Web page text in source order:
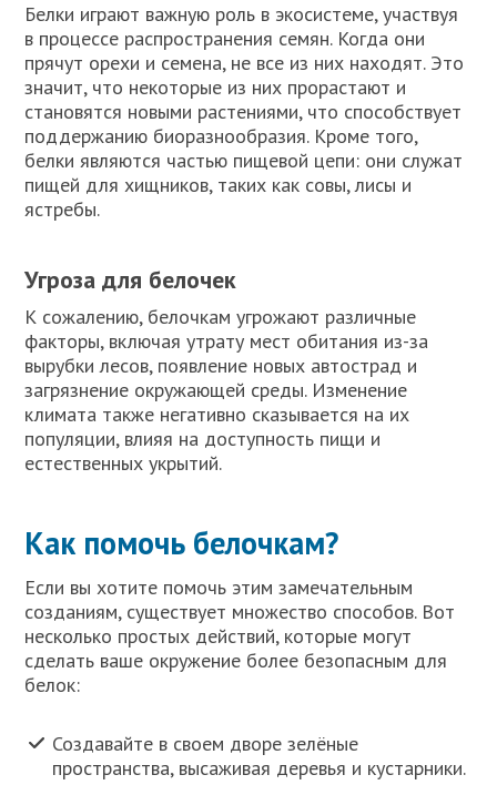
Белки играют важную роль в экосистеме, участвуя
в процессе распространения семян. Когда они
прячут орехи и семена, не все из них находят. Это
значит, что некоторые из них прорастают и
становятся новыми растениями, что способствует
поддержанию биоразнообразия. Кроме того,
белки являются частью пищевой цепи: они служат
пищей для хищников, таких как совы, лисы и
ястребы.
Угроза для белочек
К сожалению, белочкам угрожают различные
факторы, включая утрату мест обитания из-за
вырубки лесов, появление новых автострад и
загрязнение окружающей среды. Изменение
климата также негативно сказывается на их
популяции, влияя на доступность пищи и
естественных укрытий.
Как помочь белочкам?
Если вы хотите помочь этим замечательным
созданиям, существует множество способов. Вот
несколько простых действий, которые могут
сделать ваше окружение более безопасным для
белок:
Создавайте в своем дворе зелёные
пространства, высаживая деревья и кустарники.